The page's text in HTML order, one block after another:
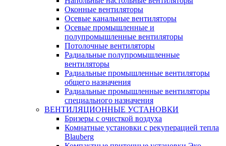
Оконные вентиляторы
Осевые канальные вентиляторы
Осевые промышленные и
полупромышленные вентиляторы
Потолочные вентиляторы
Радиальные полупромышленные
вентиляторы
Радиальные промышленные вентиляторы
общего назначения
Радиальные промышленные вентиляторы
специального назначения
ВЕНТИЛЯЦИОННЫЕ УСТАНОВКИ
Бризеры с очисткой воздуха
Комнатные установки с рекуперацией тепла
Blauberg